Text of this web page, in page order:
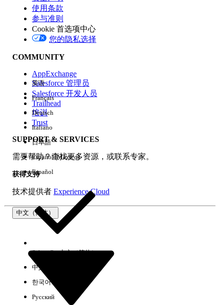
版本
体验
使用条款
参与准则
Cookie 首选项中心
您的隐私选择
COMMUNITY
AppExchange
Salesforce 管理员
Salesforce 开发人员
Trailhead
培训
Trust
SUPPORT & SERVICES
需要帮助？查找更多资源，或联系专家。
获得支持
技术提供者 Experience Cloud
中文（简体）
英语
Français
Deutsch
Italiano
日本語
Español (México)
Español
Select Org中文（简体）
中文（繁体）
한국어
Русский